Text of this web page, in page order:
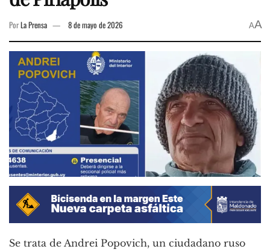
PorLa Prensa 8 de mayo de 2026 AA
Se trata de Andrei Popovich, un ciudadano ruso